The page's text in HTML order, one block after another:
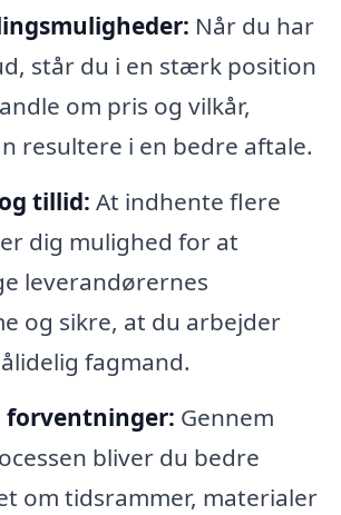
Når du har
står du i en stærk position
om pris og vilkår,
resultere i en bedre aftale.
tillid: At indhente flere
dig mulighed for at
leverandørernes
og sikre, at du arbejder
fagmand.
forventninger: Gennem
bliver du bedre
om tidsrammer, materialer